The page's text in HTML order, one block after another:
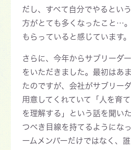
だし、すべて自分でやるとい
方がとても多くなったこと…
もらっていると感じています。
さらに、今年からサブリーダ
をいただきました。最初はあ
たのですが、会社がサブリー
用意してくれていて「人を育
を理解する」という話を聞い
つべき目線を持てるようにな
ームメンバーだけではなく、